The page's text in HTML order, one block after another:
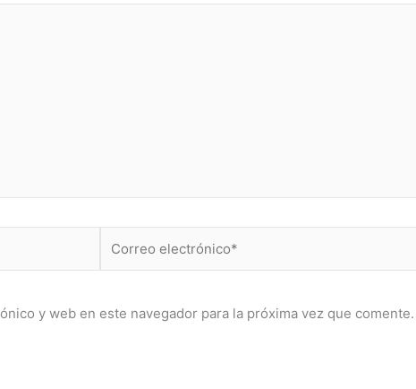
electrónico*
y web en este navegador para la próxima vez que comente.